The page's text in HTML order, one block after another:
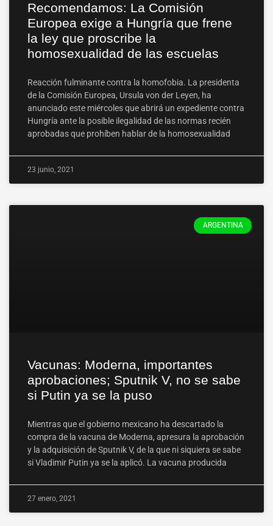
Recomendamos: La Comisión
Europea exige a Hungría que frene
la ley que proscribe la
homosexualidad de las escuelas
Reacción fulminante contra la homofobia. La presidenta
de la Comisión Europea, Ursula von der Leyen, ha
anunciado este miércoles que abrirá un expediente contra
Hungría ante la posible ilegalidad de las normas recién
aprobadas que prohíben hablar de la homosexualidad
23 junio, 2021
ARGENTINA
Vacunas: Moderna, importantes
aprobaciones; Sputnik V, no se sabe
si Putin ya se la puso
Mientras que el gobierno mexicano ha descartado la
compra de la vacuna de Moderna, apresura la aprobación
y la adquisición de Sputnik V, de la que ni siquiera se sabe
si Vladimir Putin ya se la aplicó. La vacuna producida
27 enero, 2021